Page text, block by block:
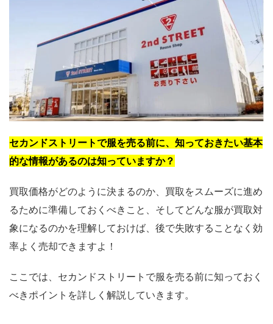
セカンドストリートで服を売る前に、知っておきたい基本
的な情報があるのは知っていますか？
買取価格がどのように決まるのか、買取をスムーズに進め
るために準備しておくべきこと、そしてどんな服が買取対
象になるのかを理解しておけば、後で失敗することなく効
率よく売却できますよ！
ここでは、セカンドストリートで服を売る前に知っておく
べきポイントを詳しく解説していきます。